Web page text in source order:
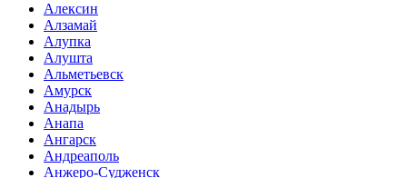
Алексин
Алзамай
Алупка
Алушта
Альметьевск
Амурск
Анадырь
Анапа
Ангарск
Андреаполь
Анжеро-Судженск